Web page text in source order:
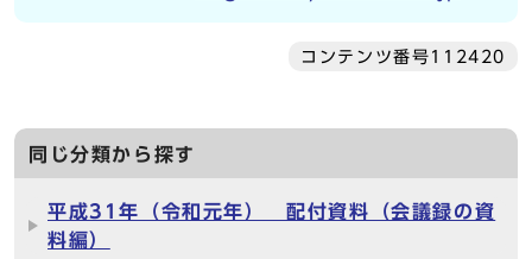
コンテンツ番号112420
同じ分類から探す
平成31年（令和元年） 配付資料（会議録の資
料編）